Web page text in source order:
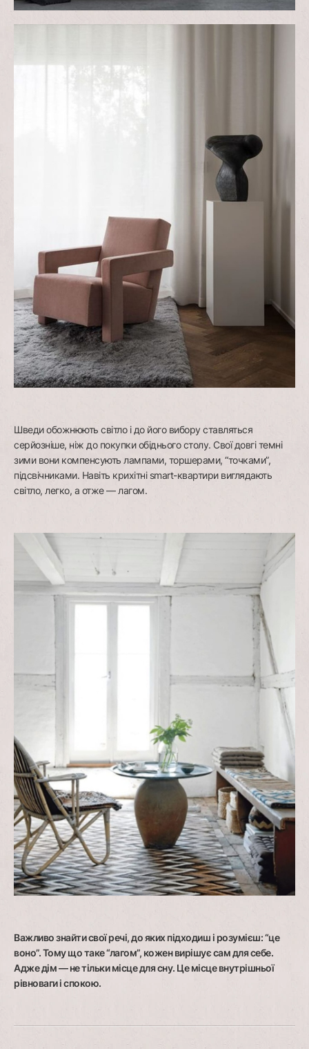
Шведи обожнюють світло і до його вибору ставляться
серйозніше, ніж до покупки обіднього столу. Свої довгі темні
зими вони компенсують лампами, торшерами, “точками”,
підсвічниками. Навіть крихітні smart-квартири виглядають
світло, легко, а отже — лагом.
Важливо знайти свої речі, до яких підходиш і розумієш: “це
воно”. Тому що таке “лагом”, кожен вирішує сам для себе.
Адже дім — не тільки місце для сну. Це місце внутрішньої
рівноваги і спокою.